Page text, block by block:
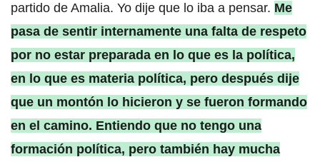
partido de Amalia. Yo dije que lo iba a pensar. Me
pasa de sentir internamente una falta de respeto
por no estar preparada en lo que es la política,
en lo que es materia política, pero después dije
que un montón lo hicieron y se fueron formando
en el camino. Entiendo que no tengo una
formación política, pero también hay mucha